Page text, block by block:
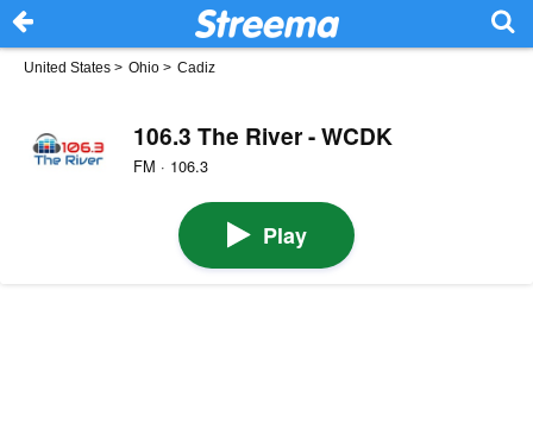
United States > Ohio > Cadiz
106.3 The River - WCDK
FM · 106.3
Play